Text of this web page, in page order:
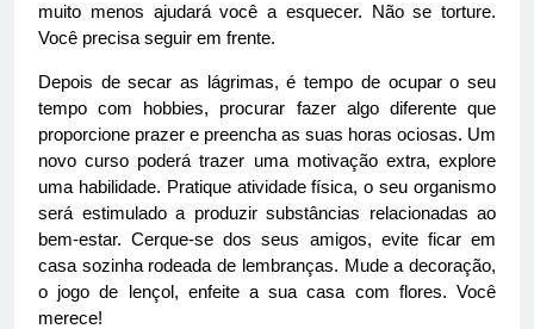
muito menos ajudará você a esquecer. Não se torture.
Você precisa seguir em frente.
Depois de secar as lágrimas, é tempo de ocupar o seu
tempo com hobbies, procurar fazer algo diferente que
proporcione prazer e preencha as suas horas ociosas. Um
novo curso poderá trazer uma motivação extra, explore
uma habilidade. Pratique atividade física, o seu organismo
será estimulado a produzir substâncias relacionadas ao
bem-estar. Cerque-se dos seus amigos, evite ficar em
casa sozinha rodeada de lembranças. Mude a decoração,
o jogo de lençol, enfeite a sua casa com flores. Você
merece!